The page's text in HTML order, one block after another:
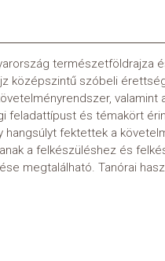
természetföldrajza
középszintű szóbeli
valamint
feladattípust és témakört
hangsúlyt fektettek a
a felkészüléshez és
megtalálható. Tanórai